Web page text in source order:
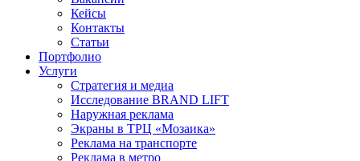
Кейсы
Контакты
Статьи
Портфолио
Услуги
Стратегия и медиа
Исследование BRAND LIFT
Наружная реклама
Экраны в ТРЦ «Мозаика»
Реклама на транспорте
Реклама в метро